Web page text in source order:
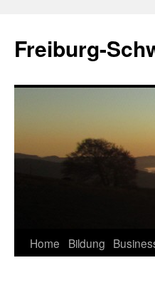
springen
Freiburg-
Home Bildung